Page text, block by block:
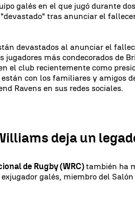
galés en el que jugó durante
"devastado" tras anunciar el
devastados al anunciar el
jugadores más condecorados de
el club recientemente como
con los familiares y amigos
Ravens en sus redes sociales.
deja un
de Rugby (WRC)también ha
galés, miembro del